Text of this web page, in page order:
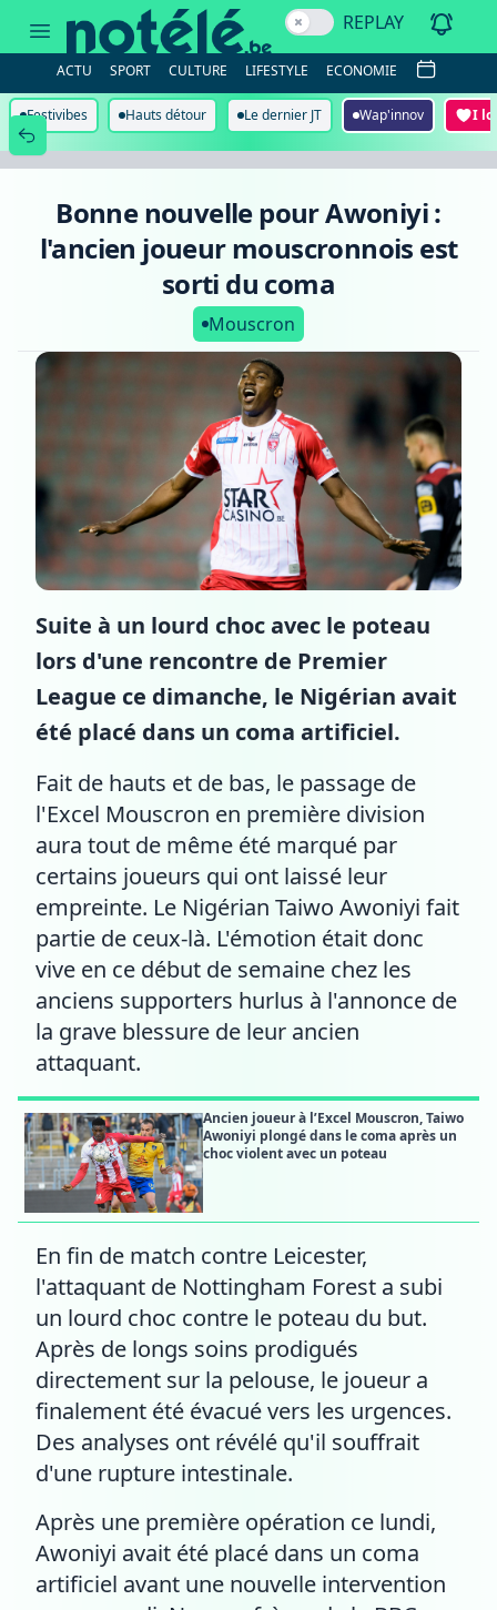
nouvelle
l'ancien
joueur
mouscronnois
est
sorti
REPLAY
ACTU SPORT CULTURE LIFESTYLE ECONOMIE
Festivibes Hauts détour Le dernier JT Wap'innov I
Bonne nouvelle pour Awoniyi :
l'ancien joueur mouscronnois est
sorti du coma
Mouscron
Suite à un lourd choc avec le poteau
lors d'une rencontre de Premier
League ce dimanche, le Nigérian avait
été placé dans un coma artificiel.
Fait de hauts et de bas, le passage de
l'Excel Mouscron en première division
aura tout de même été marqué par
certains joueurs qui ont laissé leur
empreinte. Le Nigérian Taiwo Awoniyi fait
partie de ceux-là. L'émotion était donc
vive en ce début de semaine chez les
anciens supporters hurlus à l'annonce de
la grave blessure de leur ancien
attaquant.
Ancien joueur à l’Excel Mouscron, Taiwo
Awoniyi plongé dans le coma après un
choc violent avec un poteau
En fin de match contre Leicester,
l'attaquant de Nottingham Forest a subi
un lourd choc contre le poteau du but.
Après de longs soins prodigués
directement sur la pelouse, le joueur a
finalement été évacué vers les urgences.
Des analyses ont révélé qu'il souffrait
d'une rupture intestinale.
Après une première opération ce lundi,
Awoniyi avait été placé dans un coma
artificiel avant une nouvelle intervention